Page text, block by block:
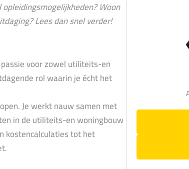
Woon
Lees dan snel verder!
voor zowel utiliteits-en
rol waarin je écht het
Je werkt nauw samen met
in de utiliteits-en woningbouw
kostencalculaties tot het